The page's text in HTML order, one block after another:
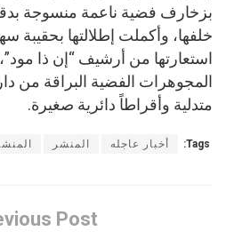
بزخارف فضية ناعمة منسوجة
خلفها، وأكملت إطلالتها بحقيبة
استعارتها من أرشيف “إن ذا
المجوهرات الفضية البراقة من
متدلية وأقراطاً دائرية صغيرة.
Tags: أخبار عاجله المنشر
Post